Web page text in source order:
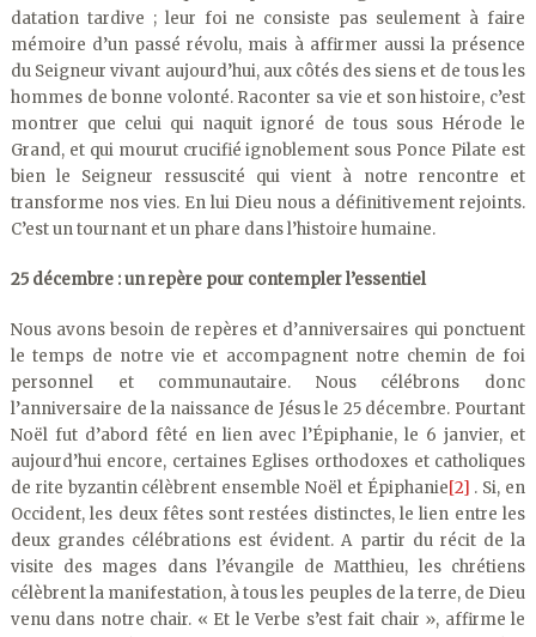
datation tardive ; leur foi ne consiste pas seulement à faire
mémoire d’un passé révolu, mais à affirmer aussi la présence
du Seigneur vivant aujourd’hui, aux côtés des siens et de tous les
hommes de bonne volonté. Raconter sa vie et son histoire, c’est
montrer que celui qui naquit ignoré de tous sous Hérode le
Grand, et qui mourut crucifié ignoblement sous Ponce Pilate est
bien le Seigneur ressuscité qui vient à notre rencontre et
transforme nos vies. En lui Dieu nous a définitivement rejoints.
C’est un tournant et un phare dans l’histoire humaine.
25 décembre : un repère pour contempler l’essentiel
Nous avons besoin de repères et d’anniversaires qui ponctuent
le temps de notre vie et accompagnent notre chemin de foi
personnel et communautaire. Nous célébrons donc
l’anniversaire de la naissance de Jésus le 25 décembre. Pourtant
Noël fut d’abord fêté en lien avec l’Épiphanie, le 6 janvier, et
aujourd’hui encore, certaines Eglises orthodoxes et catholiques
de rite byzantin célèbrent ensemble Noël et Épiphanie[2] . Si, en
Occident, les deux fêtes sont restées distinctes, le lien entre les
deux grandes célébrations est évident. A partir du récit de la
visite des mages dans l’évangile de Matthieu, les chrétiens
célèbrent la manifestation, à tous les peuples de la terre, de Dieu
venu dans notre chair. « Et le Verbe s’est fait chair », affirme le